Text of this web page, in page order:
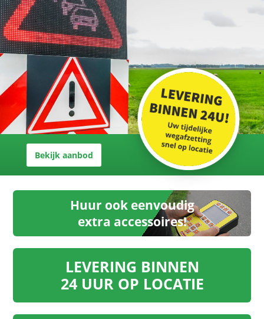
Bekijk aanbod
Huur ook eenvoudig
extra accessoires!
LEVERING BINNEN
24 UUR OP LOCATIE